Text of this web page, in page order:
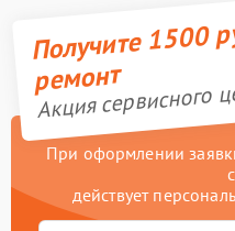
Получите 1500
ремонт
Акция сервисного
При оформлении
действует